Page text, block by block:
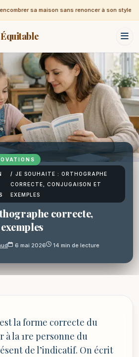
sa maison sans renoncer à son style
Équitable
/ JE SOUHAITE : ORTHOGRAPHE
CORRECTE, CONJUGAISON ET
EXEMPLES
correcte,
6 mai 2026 14 min de lecture
la forme correcte du
à la 1re personne du
de l’indicatif. On écrit